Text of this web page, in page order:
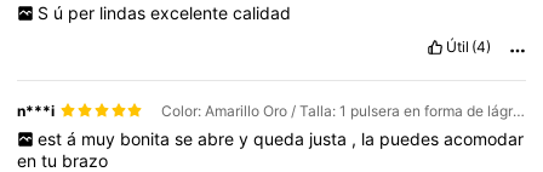
S ú per lindas excelente calidad
Útil (4)
n***i Color: Amarillo Oro / Talla: 1 pulsera en forma de lágrima
est á muy bonita se abre y queda justa , la puedes acomodar
entu brazo